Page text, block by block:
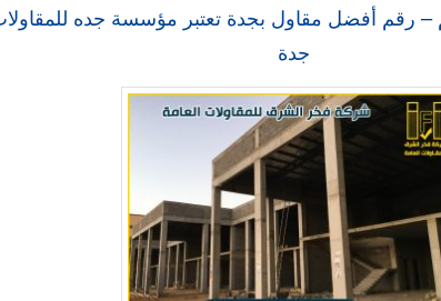
– رقم أفضل مقاول بجدة تعتبر مؤسسة جده
جدة